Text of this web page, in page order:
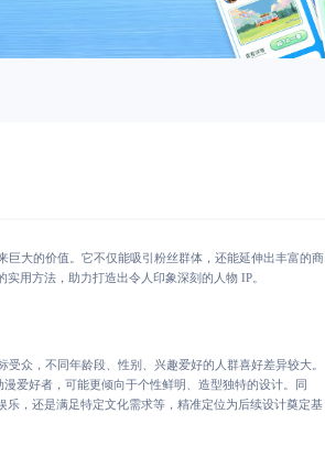
大的价值。它不仅能吸引粉丝群体，还能延伸出丰富的商
实用方法，助力打造出令人印象深刻的人物 IP。
众，不同年龄段、性别、兴趣爱好的人群喜好差异较大。
爱好者，可能更倾向于个性鲜明、造型独特的设计。同
，还是满足特定文化需求等，精准定位为后续设计奠定基